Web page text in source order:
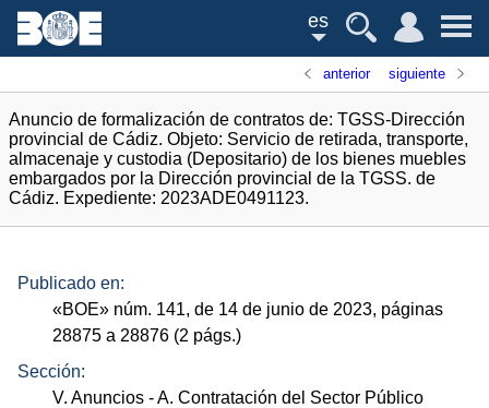
es
anterior siguiente
Anuncio de formalización de contratos de: TGSS-Dirección
provincial de Cádiz. Objeto: Servicio de retirada, transporte,
almacenaje y custodia (Depositario) de los bienes muebles
embargados por la Dirección provincial de la TGSS. de
Cádiz. Expediente: 2023ADE0491123.
Publicado en:
«BOE» núm. 141, de 14 de junio de 2023, páginas
28875 a 28876 (2 págs.)
Sección:
V. Anuncios - A. Contratación del Sector Público